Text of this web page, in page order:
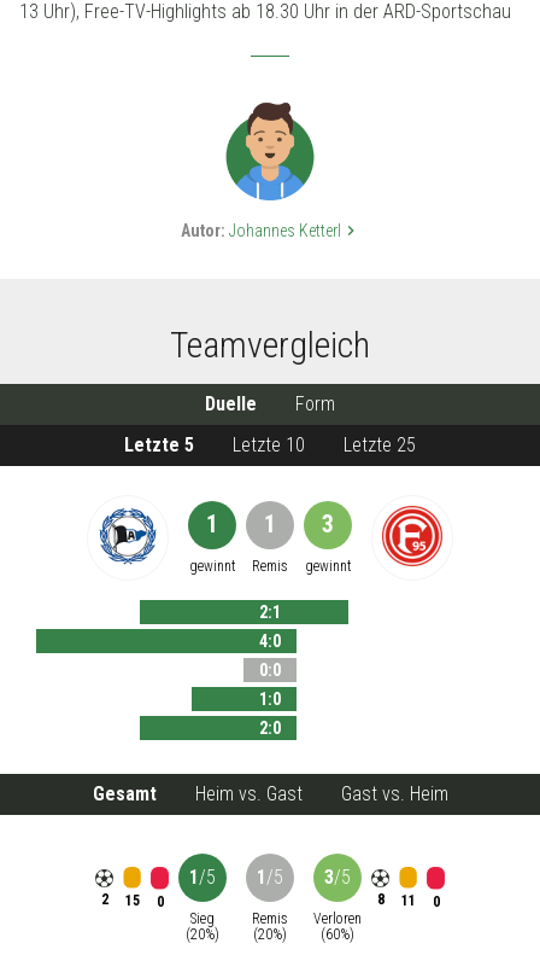
13 Uhr), Free-TV-Highlights ab 18.30 Uhr in der ARD-Sportschau
Autor: Johannes Ketterl keyboard_arrow_right
Teamvergleich
Duelle
Form
Letzte 5
Letzte 10 Letzte 25
1
gewinnt
1
Remis
3
gewinnt
2:1
4:0
0:0
1 :0
2:0
Gesamt Heim vs. Gast Gast vs. Heim
2 15 0
1/5
Sieg
(20%)
1 /5
Remis
(20%)
3/5
Verloren
(60%)
8 11 0